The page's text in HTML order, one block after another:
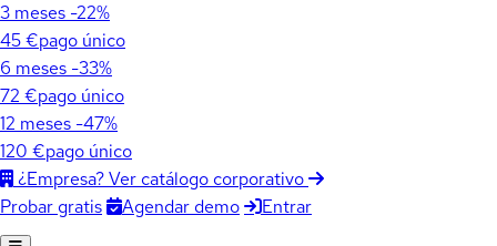
3 meses -22%
45 €pago único
6 meses -33%
72 €pago único
12 meses -47%
120 €pago único
¿Empresa? Ver catálogo corporativo
Probar gratis
Agendar demo Entrar